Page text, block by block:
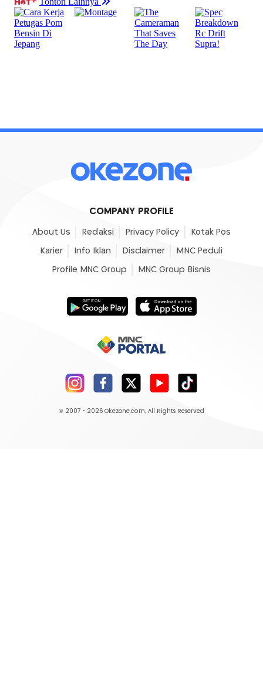
COMPANY PROFILE
About Us Redaksi Privacy Policy Kotak Pos
Karier Info Iklan Disclaimer MNC Peduli
Profile MNC Group MNC Group Bisnis
© 2007 - 2026 Okezone.com, All Rights Reserved